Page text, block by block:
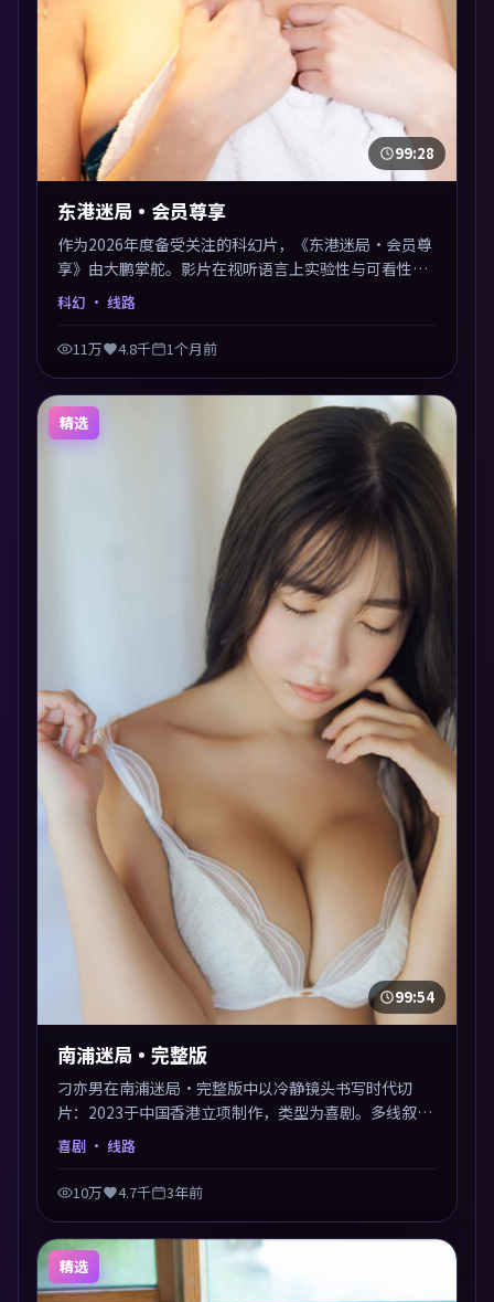
99:28
东港迷局·会员尊享
作为2026年度备受关注的科幻片，《东港迷局·会员尊
享》由大鹏掌舵。影片在视听语言上实验性与可看性兼
顾，人物关系错综复杂，后劲十足。美术与服化还原年
科幻 · 线路
11万 4.8千 1个月前
精选
99:54
南浦迷局·完整版
刁亦男在南浦迷局·完整版中以冷静镜头书写时代切
片：2023于中国香港立项制作，类型为喜剧。多线叙事
交汇于终局，真相与救赎并行，适合喜欢细读表演的影
像。
喜剧 · 线路
10万 4.7千 3年前
精选